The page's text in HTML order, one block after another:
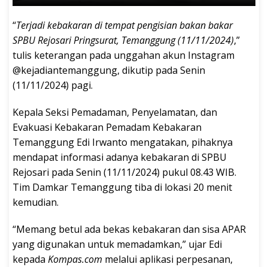
“Terjadi kebakaran di tempat pengisian bakan bakar
SPBU Rejosari Pringsurat, Temanggung (11/11/2024),”
tulis keterangan pada unggahan akun Instagram
@kejadiantemanggung, dikutip pada Senin
(11/11/2024) pagi.
Kepala Seksi Pemadaman, Penyelamatan, dan
Evakuasi Kebakaran Pemadam Kebakaran
Temanggung Edi Irwanto mengatakan, pihaknya
mendapat informasi adanya kebakaran di SPBU
Rejosari pada Senin (11/11/2024) pukul 08.43 WIB.
Tim Damkar Temanggung tiba di lokasi 20 menit
kemudian.
“Memang betul ada bekas kebakaran dan sisa APAR
yang digunakan untuk memadamkan,” ujar Edi
kepada Kompas.com melalui aplikasi perpesanan,